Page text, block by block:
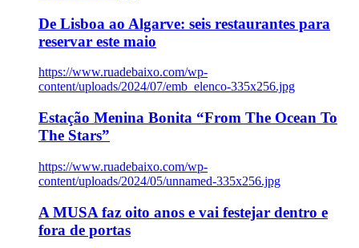
De Lisboa ao Algarve: seis restaurantes para
reservar este maio
https://www.ruadebaixo.com/wp-
content/uploads/2024/07/emb_elenco-335x256.jpg
Estação Menina Bonita “From The Ocean To
The Stars”
https://www.ruadebaixo.com/wp-
content/uploads/2024/05/unnamed-335x256.jpg
A MUSA faz oito anos e vai festejar dentro e
fora de portas